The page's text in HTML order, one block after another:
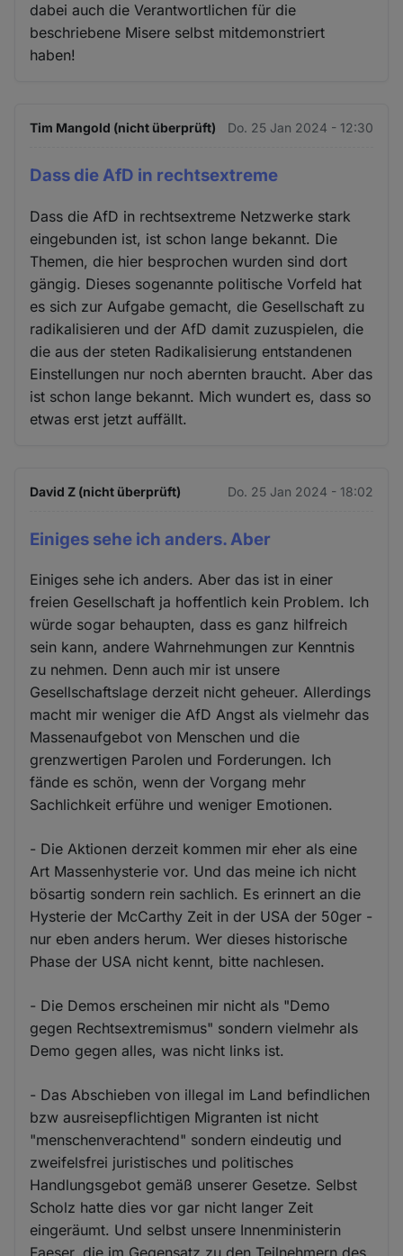
dabei auch die Verantwortlichen für die
beschriebene Misere selbst mitdemonstriert
haben!
Tim Mangold (nicht überprüft) Do. 25 Jan 2024 - 12:30
Dass die AfD in rechtsextreme
Dass die AfD in rechtsextreme Netzwerke stark
eingebunden ist, ist schon lange bekannt. Die
Themen, die hier besprochen wurden sind dort
gängig. Dieses sogenannte politische Vorfeld hat
es sich zur Aufgabe gemacht, die Gesellschaft zu
radikalisieren und der AfD damit zuzuspielen, die
die aus der steten Radikalisierung entstandenen
Einstellungen nur noch abernten braucht. Aber das
ist schon lange bekannt. Mich wundert es, dass so
etwas erst jetzt auffällt.
David Z (nicht überprüft) Do. 25 Jan 2024 - 18:02
Einiges sehe ich anders. Aber
Einiges sehe ich anders. Aber das ist in einer
freien Gesellschaft ja hoffentlich kein Problem. Ich
würde sogar behaupten, dass es ganz hilfreich
sein kann, andere Wahrnehmungen zur Kenntnis
zu nehmen. Denn auch mir ist unsere
Gesellschaftslage derzeit nicht geheuer. Allerdings
macht mir weniger die AfD Angst als vielmehr das
Massenaufgebot von Menschen und die
grenzwertigen Parolen und Forderungen. Ich
fände es schön, wenn der Vorgang mehr
Sachlichkeit erführe und weniger Emotionen.
- Die Aktionen derzeit kommen mir eher als eine
Art Massenhysterie vor. Und das meine ich nicht
bösartig sondern rein sachlich. Es erinnert an die
Hysterie der McCarthy Zeit in der USA der 50ger -
nur eben anders herum. Wer dieses historische
Phase der USA nicht kennt, bitte nachlesen.
- Die Demos erscheinen mir nicht als "Demo
gegen Rechtsextremismus" sondern vielmehr als
Demo gegen alles, was nicht links ist.
- Das Abschieben von illegal im Land befindlichen
bzw ausreisepflichtigen Migranten ist nicht
"menschenverachtend" sondern eindeutig und
zweifelsfrei juristisches und politisches
Handlungsgebot gemäß unserer Gesetze. Selbst
Scholz hatte dies vor gar nicht langer Zeit
eingeräumt. Und selbst unsere Innenministerin